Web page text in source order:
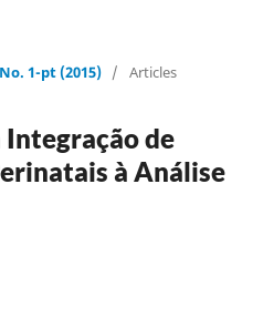
1-pt (2015) / Articles
de
à Análise